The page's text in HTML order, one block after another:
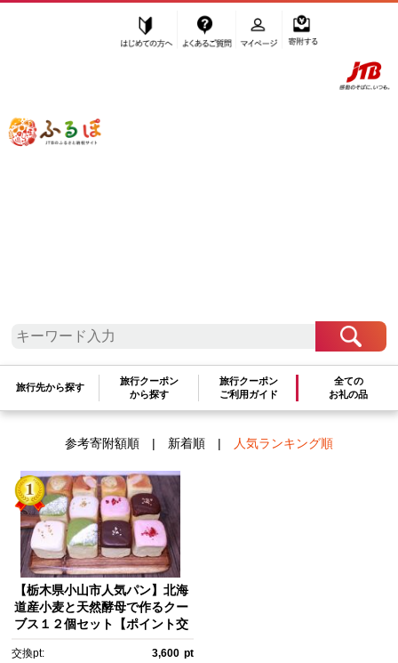
ふるぽ JTBのふるさと納税サイト
旅行先から探す
旅行クーポン
から探す
旅行クーポン
ご利用ガイド
全ての
お礼の品
パン
検索結果一覧 1～1件 / 全1件
参考寄附額順| 新着順| 人気ランキング順
【栃木県小山市人気パン】北海
道産小麦と天然酵母で作るクー
ブス１２個セット【ポイント交
交換pt: 3,600 pt